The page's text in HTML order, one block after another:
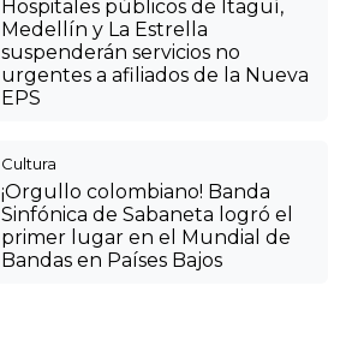
Hospitales públicos de Itagüí,
Medellín y La Estrella
suspenderán servicios no
urgentes a afiliados de la Nueva
EPS
Cultura
¡Orgullo colombiano! Banda
Sinfónica de Sabaneta logró el
primer lugar en el Mundial de
Bandas en Países Bajos